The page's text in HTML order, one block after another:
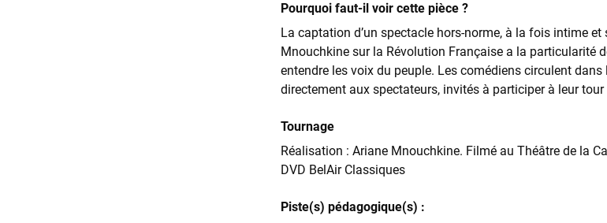
Pourquoi faut-il voir cette pièce ?
La captation d’un spectacle hors-norme, à la fois intime
Mnouchkine sur la Révolution Française a la particularité
entendre les voix du peuple. Les comédiens circulent
directement aux spectateurs, invités à participer à leur tour
Tournage
Réalisation : Ariane Mnouchkine. Filmé au Théâtre de la
DVD BelAir Classiques
Piste(s) pédagogique(s) :